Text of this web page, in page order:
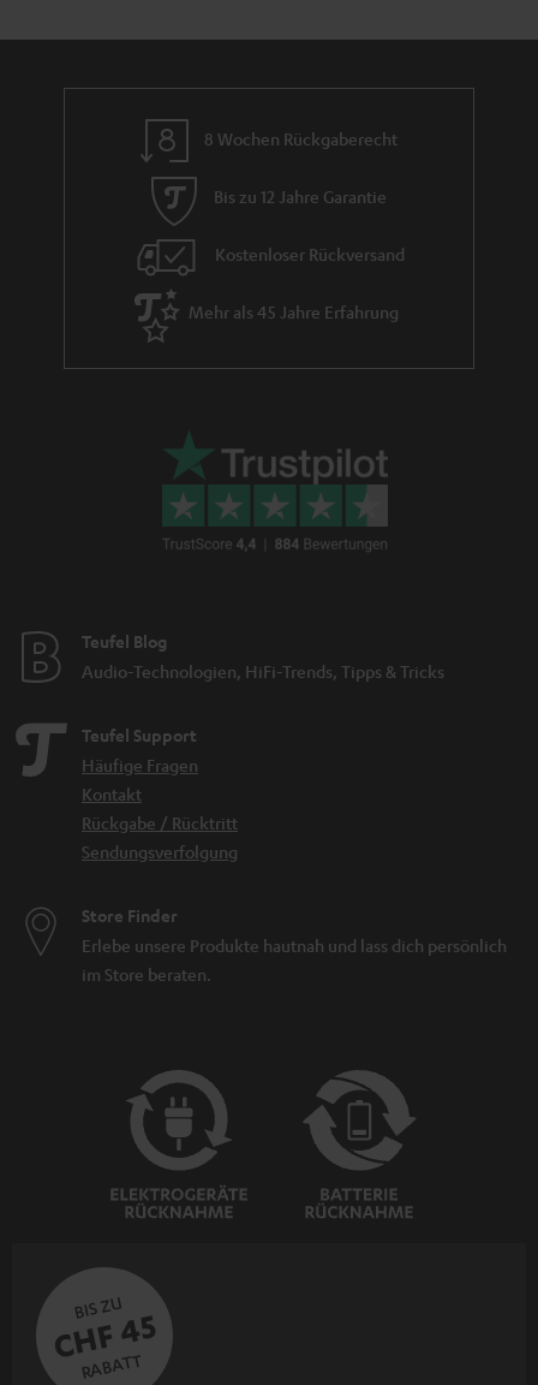
d
r
a
n
8 Wochen Rückgaberecht
Bis zu 12 Jahre Garantie
Kostenloser Rückversand
Mehr als 45 Jahre Erfahrung
Teufel Blog
Audio-Technologien, HiFi-Trends, Tipps & Tricks
Teufel Support
Häufige Fragen
Kontakt
Rückgabe / Rücktritt
Sendungsverfolgung
Store Finder
Erlebe unsere Produkte hautnah und lass dich persönlich
im Store beraten.
BIS ZU
CHF 45
RABATT